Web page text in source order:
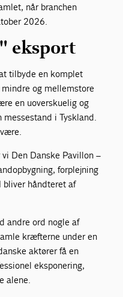
når branchen
2026.
eksport
tilbyde en komplet
og mellemstore
en uoverskuelig og
messestand i Tyskland.
Den Danske Pavillon –
forplejning
bliver håndteret af
andre ord nogle af
kræfterne under en
aktører få en
eksponering,
alene.